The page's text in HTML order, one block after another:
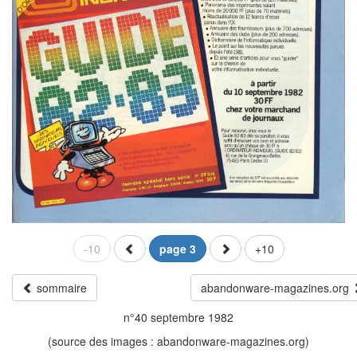
-10 page 3 +10
sommaire
abandonware-magazines.org
n°40 septembre 1982
(source des images : abandonware-magazines.org)